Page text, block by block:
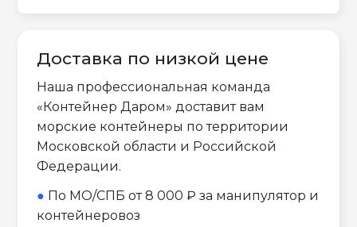
Доставка по низкой цене
Наша профессиональная команда
«Контейнер Даром» доставит вам
морские контейнеры по территории
Московской области и Российской
Федерации.
● По МО/СПБ от 8 000 ₽ за манипулятор и
контейнеровоз